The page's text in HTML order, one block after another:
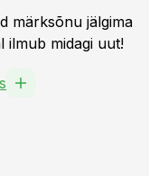
märksõnu jälgima
ilmub midagi uut!